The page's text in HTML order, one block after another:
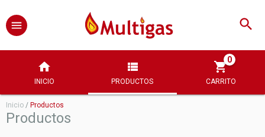
INICIO PRODUCTOS CARRITO
0
Inicio / Productos
Productos